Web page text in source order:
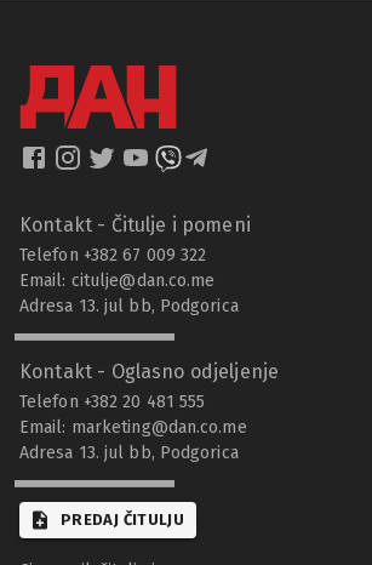
Kontakt - Čitulje i pomeni
Telefon +382 67 009 322
Email: citulje@dan.co.me
Adresa 13. jul bb, Podgorica
Kontakt - Oglasno odjeljenje
Telefon +382 20 481 555
Email: marketing@dan.co.me
Adresa 13. jul bb, Podgorica
PREDAJ ČITULJU